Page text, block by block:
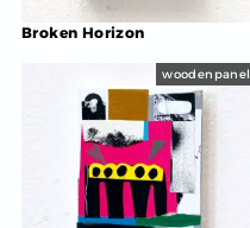
Broken Horizon
woodenpanel